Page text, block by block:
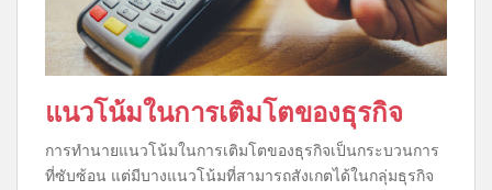
แนวโน้มในการเติมโตของธุรกิจ
การทำนายแนวโน้มในการเติมโตของธุรกิจเป็นกระบวนการ
ที่ซับซ้อน แต่มีบางแนวโน้มที่สามารถสังเกตได้ในกลุ่มธุรกิจ